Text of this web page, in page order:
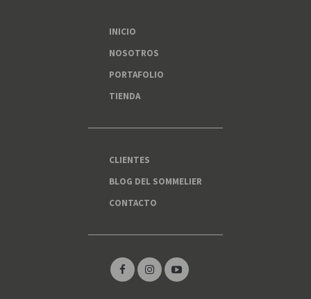
INICIO
NOSOTROS
PORTAFOLIO
TIENDA
CLIENTES
BLOG DEL SOMMELIER
CONTACTO